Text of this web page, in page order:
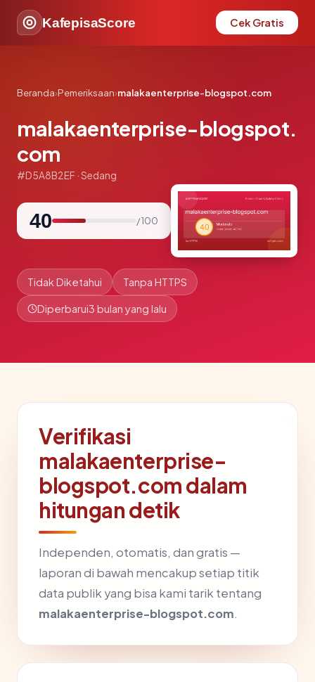
KafepisaScore Cek Gratis
Beranda›Pemeriksaan›malakaenterprise-blogspot.com
malakaenterprise-blogspot.
com
#D5A8B2EF · Sedang
40 / 100
Tidak Diketahui Tanpa HTTPS
Diperbarui3 bulan yang lalu
Verifikasi
malakaenterprise-
blogspot.com dalam
hitungan detik
Independen, otomatis, dan gratis —
laporan di bawah mencakup setiap titik
data publik yang bisa kami tarik tentang
malakaenterprise-blogspot.com.